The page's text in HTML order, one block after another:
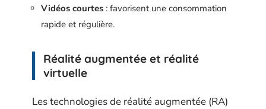
Vidéos courtes : favorisent une consommation
rapide et régulière.
Réalité augmentée et réalité
virtuelle
Les technologies de réalité augmentée (RA)